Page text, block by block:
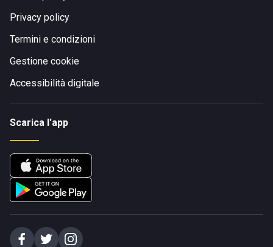
Privacy policy
Termini e condizioni
Gestione cookie
Accessibilità digitale
Scarica l'app